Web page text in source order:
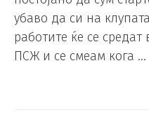
убаво да си на
работите ќе се
ПСЖ и се смеам кога …